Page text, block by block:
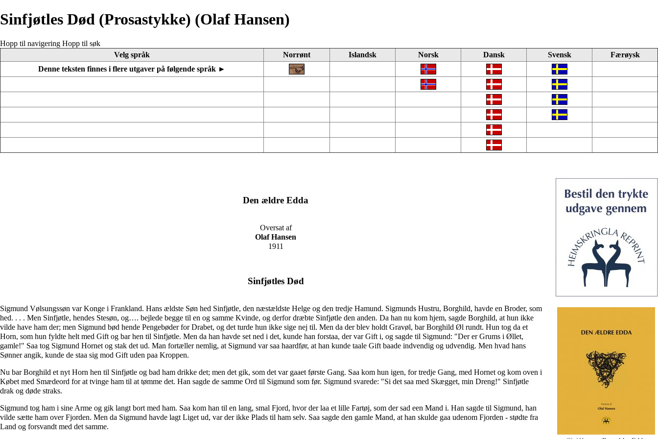
Sinfjøtles Død (Prosastykke) (Olaf Hansen)
Hopp til navigering Hopp til søk
Velg språk
Norrønt Islandsk Norsk Dansk Svensk
Færøysk
Denne teksten finnes i flere utgaver på følgende språk ►
Den ældre Edda
Oversat af
Olaf Hansen
1911
Sinfjøtles Død
Sigmund Vølsungssøn var Konge i Frankland. Hans ældste Søn hed Sinfjøtle, den næstældste Helge og den tredje Hamund. Sigmunds Hustru, Borghild, havde en Broder, som
hed. . . . Men Sinfjøtle, hendes Stesøn, og…. bejlede begge til en og samme Kvinde, og derfor dræbte Sinfjøtle den anden. Da han nu kom hjem, sagde Borghild, at hun ikke
vilde have ham der; men Sigmund bød hende Pengebøder for Drabet, og det turde hun ikke sige nej til. Men da der blev holdt Gravøl, bar Borghild Øl rundt. Hun tog da et
Horn, som hun fyldte helt med Gift og bar hen til Sinfjøtle. Men da han havde set ned i det, kunde han forstaa, der var Gift i, og sagde til Sigmund: "Der er Grums i Øllet,
gamle!" Saa tog Sigmund Hornet og stak det ud. Man fortæller nemlig, at Sigmund var saa haardfør, at han kunde taale Gift baade indvendig og udvendig. Men hvad hans
Sønner angik, kunde de staa sig mod Gift uden paa Kroppen.
Nu bar Borghild et nyt Horn hen til Sinfjøtle og bad ham drikke det; men det gik, som det var gaaet første Gang. Saa kom hun igen, for tredje Gang, med Hornet og kom oven i
Købet med Smædeord for at tvinge ham til at tømme det. Han sagde de samme Ord til Sigmund som før. Sigmund svarede: "Si det saa med Skægget, min Dreng!" Sinfjøtle
drak og døde straks.
Sigmund tog ham i sine Arme og gik langt bort med ham. Saa kom han til en lang, smal Fjord, hvor der laa et lille Fartøj, som der sad een Mand i. Han sagde til Sigmund, han
vilde sætte ham over Fjorden. Men da Sigmund havde lagt Liget ud, var der ikke Plads til ham selv. Saa sagde den gamle Mand, at han skulde gaa udenom Fjorden - stødte fra
Land og forsvandt med det samme.